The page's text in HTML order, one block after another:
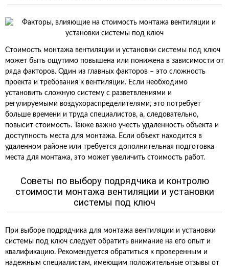
Стоимость монтажа вентиляции и установки системы под ключ
может быть ощутимо повышена или понижена в зависимости от
ряда факторов. Один из главных факторов – это сложность
проекта и требования к вентиляции. Если необходимо
установить сложную систему с разветвлениями и
регулируемыми воздухораспределителями, это потребует
больше времени и труда специалистов, а, следовательно,
повысит стоимость. Также важно учесть удаленность объекта и
доступность места для монтажа. Если объект находится в
удаленном районе или требуется дополнительная подготовка
места для монтажа, это может увеличить стоимость работ.
Советы по выбору подрядчика и контролю
стоимости монтажа вентиляции и установки
системы под ключ
При выборе подрядчика для монтажа вентиляции и установки
системы под ключ следует обратить внимание на его опыт и
квалификацию. Рекомендуется обратиться к проверенным и
надежным специалистам, имеющим положительные отзывы от